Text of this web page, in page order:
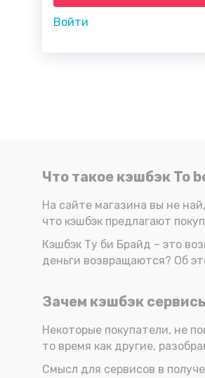
Войти
Что такое кэшбэк To
На сайте магазина вы не
что кэшбэк предлагают
Кэшбэк Ту би Брайд – это
деньги возвращаются? Об
Зачем кэшбэк
Некоторые покупатели, не
то время как другие,
Смысл для сервисов в